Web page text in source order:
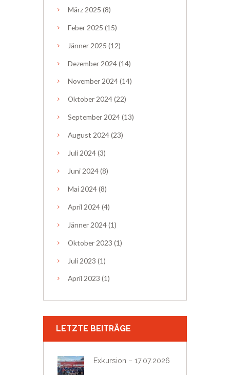
März 2025 (8)
Feber 2025 (15)
Jänner 2025 (12)
Dezember 2024(14)
November2024(14)
Oktober 2024(22)
September 2024(13)
August 2024(23)
Juli 2024(3)
Juni 2024(8)
Mai 2024(8)
April 2024(4)
Jänner 2024(1)
Oktober 2023 (1)
Juli 2023 (1)
April 2023 (1)
LETZTE BEITRÄGE
Exkursion – 17.07.2026